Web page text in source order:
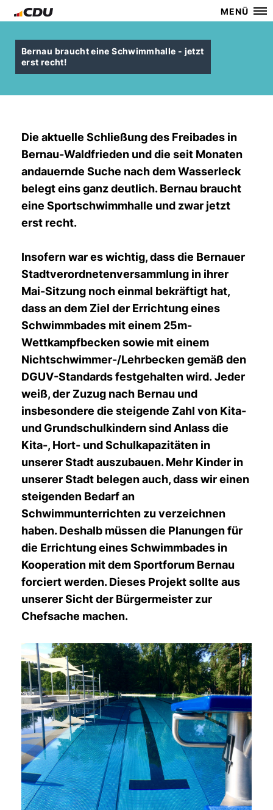
MENÜ
Bernau braucht eine Schwimmhalle - jetzt
erst recht!
Die aktuelle Schließung des Freibades in
Bernau-Waldfrieden und die seit Monaten
andauernde Suche nach dem Wasserleck
belegt eins ganz deutlich. Bernau braucht
eine Sportschwimmhalle und zwar jetzt
erst recht.
Insofern war es wichtig, dass die Bernauer
Stadtverordnetenversammlung in ihrer
Mai-Sitzung noch einmal bekräftigt hat,
dass an dem Ziel der Errichtung eines
Schwimmbades mit einem 25m-
Wettkampfbecken sowie mit einem
Nichtschwimmer-/Lehrbecken gemäß den
DGUV-Standards festgehalten wird. Jeder
weiß, der Zuzug nach Bernau und
insbesondere die steigende Zahl von Kita-
und Grundschulkindern sind Anlass die
Kita-, Hort- und Schulkapazitäten in
unserer Stadt auszubauen. Mehr Kinder in
unserer Stadt belegen auch, dass wir einen
steigenden Bedarf an
Schwimmunterrichten zu verzeichnen
haben. Deshalb müssen die Planungen für
die Errichtung eines Schwimmbades in
Kooperation mit dem Sportforum Bernau
forciert werden. Dieses Projekt sollte aus
unserer Sicht der Bürgermeister zur
Chefsache machen.